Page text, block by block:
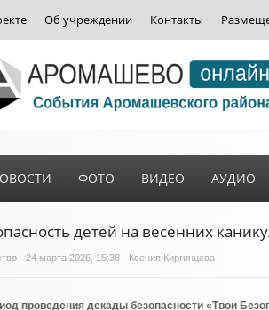
Об учреждении Контакты
ФОТО ВИДЕО АУДИО
детей на весенних
- 24 марта 2026, 15:38 - Ксения Киргинцева
проведения декады безопасности «Твои